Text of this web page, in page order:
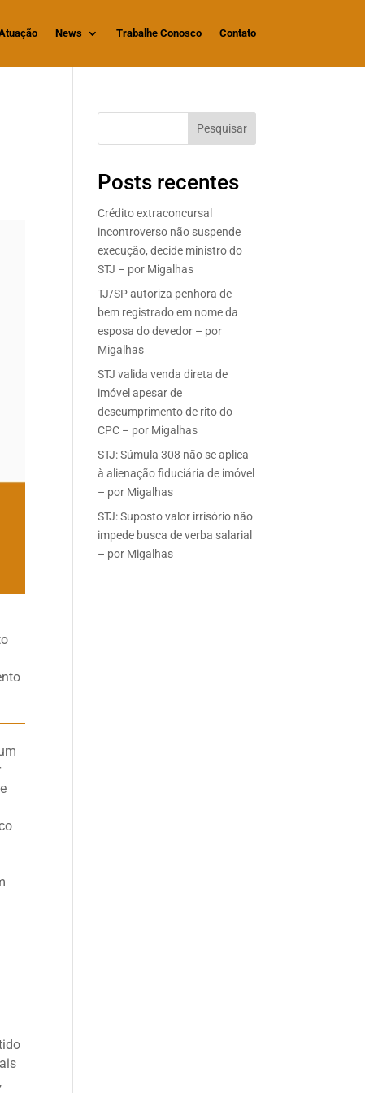
News Trabalhe Conosco Contato
Pesquisar
Posts recentes
Crédito extraconcursal
incontroverso não suspende
execução, decide ministro do
STJ – por Migalhas
TJ/SP autoriza penhora de
bem registrado em nome da
esposa do devedor – por
Migalhas
STJ valida venda direta de
imóvel apesar de
descumprimento de rito do
CPC – por Migalhas
STJ: Súmula 308 não se aplica
à alienação fiduciária de imóvel
– por Migalhas
STJ: Suposto valor irrisório não
impede busca de verba salarial
– por Migalhas